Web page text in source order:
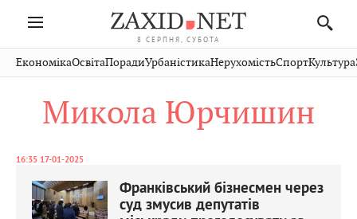
8 СЕРПНЯ, СУБОТА
Івано-
Франківськ
Волинь
Рівне
Чернівці
Стрий
Хмельницький
Публікації
Авто СловкоКультура
Кіно Дім СпортКраєзнавство
ЕкономікаОсвітаПорадиУрбаністикаНерухомістьСпортКультура
Микола Юрчишин
16:35 17-01-2025
Франківський бізнесмен через
суд змусив депутатів